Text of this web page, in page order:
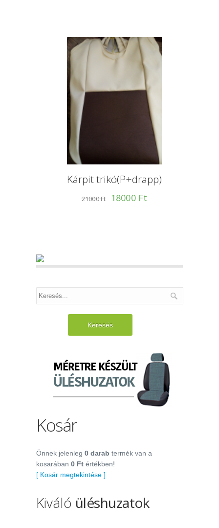
Kárpit trikó(P+drapp)
21000 Ft 18000 Ft
Keresés
Kosár
Önnek jelenleg 0 darab termék van a
kosarában 0 Ft értékben!
[ Kosár megtekintése ]
Kiváló üléshuzatok